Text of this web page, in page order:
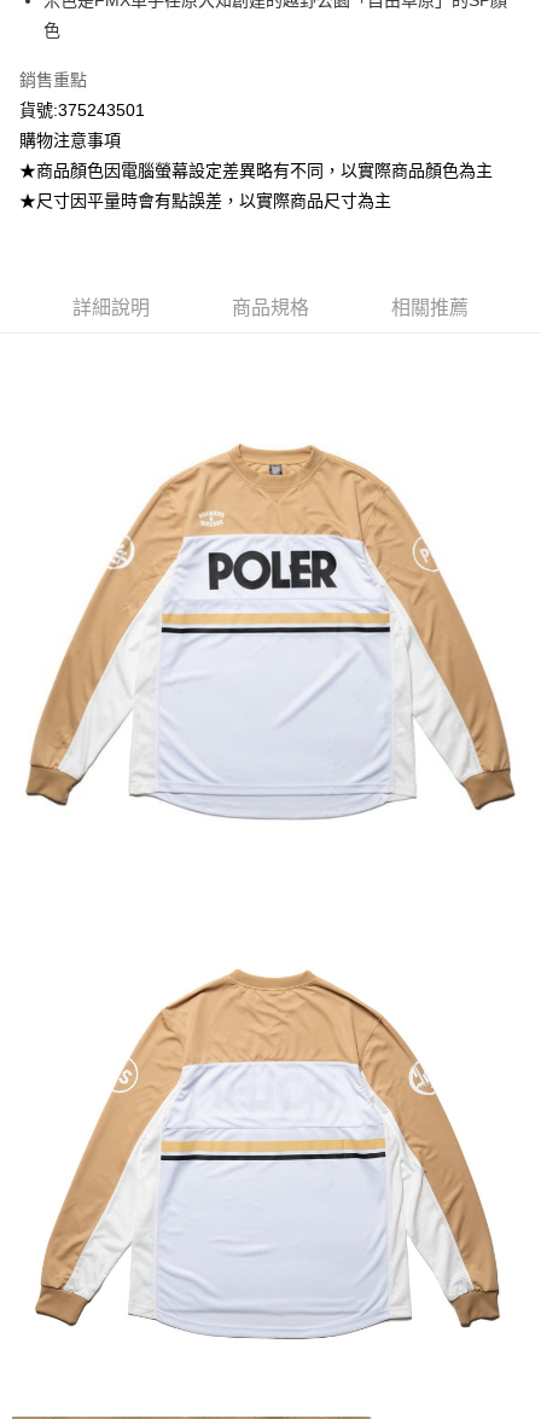
ATM付款
全家取貨付款
每筆NT$80，滿NT$799(含以上)免運費
付款後全家取貨
每筆NT$100，滿NT$799(含以上)免運費
色
銷售重點
貨號:375243501
購物注意事項
★商品顏色因電腦螢幕設定差異略有不同，以實際商品顏色為主
★尺寸因平量時會有點誤差，以實際商品尺寸為主
詳細說明 商品規格 相關推薦